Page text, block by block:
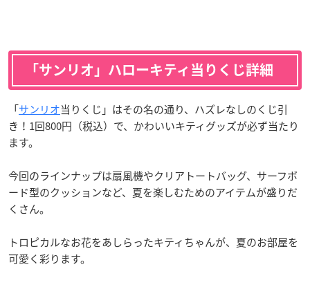
「サンリオ」ハローキティ当りくじ詳細
「サンリオ当りくじ」はその名の通り、ハズレなしのくじ引
き！1回800円（税込）で、かわいいキティグッズが必ず当たり
ます。
今回のラインナップは扇風機やクリアトートバッグ、サーフボ
ード型のクッションなど、夏を楽しむためのアイテムが盛りだ
くさん。
トロピカルなお花をあしらったキティちゃんが、夏のお部屋を
可愛く彩ります。